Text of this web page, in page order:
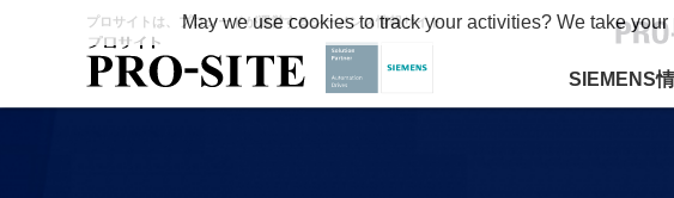
プロサイトは、プロシードが運営するシーメンス情報サイト
SIEMENS
May we use cookies to track your activities? We take